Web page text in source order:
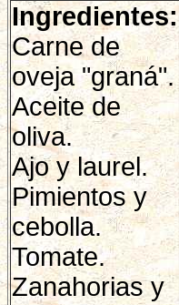
Ingredientes:
Carne de
oveja "graná".
Aceite de
oliva.
Ajo y laurel.
Pimientos y
cebolla.
Tomate.
Zanahorias y